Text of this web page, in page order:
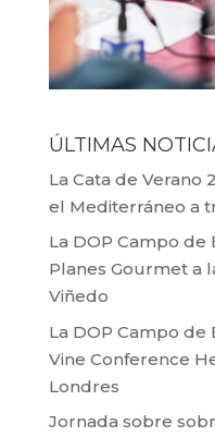
ÚLTIMAS
La Cata de Verano
el Mediterráneo a
La DOP Campo
Planes Gourmet a
Viñedo
La DOP Campo
Vine Conference
Londres
Jornada sobre